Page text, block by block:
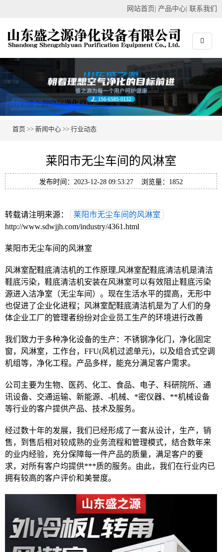
网站首页 产品中心 联系我们
首页 >> 新闻中心 >> 行业动态
莱阳市无尘车间的风淋室
发布时间：2023-12-28 09:53:27 浏览量：1852
转载请注明来源：
莱阳市无尘车间的风淋室
http://www.sdwjjh.com/industry/4361.html
莱阳市无尘车间的风淋室
风淋室配鞋底清洁机的工作原理,风淋室配鞋底清洁机是清洁
鞋底污染，鞋底清洁机安装在风淋室可以有效阻止鞋底污染
源进入洁净室（无尘车间）。现在生活水平的提高，无形中
也促进了企业化进程；风淋室配鞋底清洁机是为了人们的身
体企业工厂的管理者纷纷对企业员工生产的环境进行改善
我们致力于多种净化设备的生产：不锈钢净化门，净化固定
窗，风淋室，工作台，FFU(风机过滤单元)，以及组合式空调
机组等，净化工程。产品多样，能充分满足客户需求。
公司主要为生物、医药、化工、食品、电子、科研院所、通
讯设备、交通运输、新能源、-机械、*密仪器、**机械设备
等行业的客户提供产品、技术及服务。
经过数十年的发展，我们已经形成了一套从设计，生产，销
售，到售后相对较成熟的业务流程和管理模式，结合数年来
的业内经验，充分保障每一件产品的质量，满足客户的要
求，对所有客户均提供***质的服务。由此，我们在行业内已
拥有较高的客户评价和美誉度。